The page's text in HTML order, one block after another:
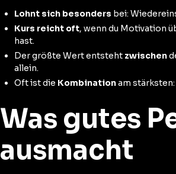
Lohnt sich besonders bei:
Kurs reicht oft, wenn du Motivation
hast.
Der größte Wert entsteht zwischen
allein.
Oft ist die Kombinationam stärksten:
Was gutes
ausmacht